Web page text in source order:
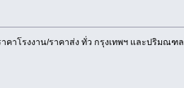
คาโรงงาน/ราคาส่ง ทั่ว กรุงเทพฯ และปริมณฑล